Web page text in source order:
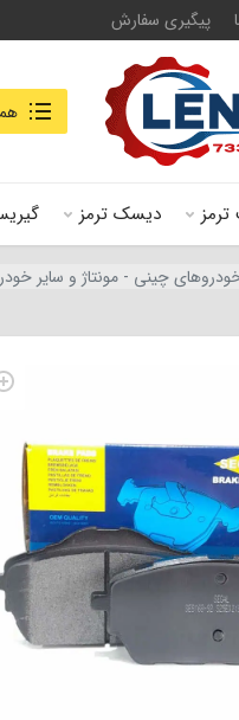
پیگیری سفارش
دیسک ترمز
جستجو
چینی - مونتاژ و سایر